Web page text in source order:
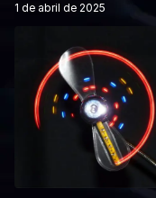
1 de abril de 2025